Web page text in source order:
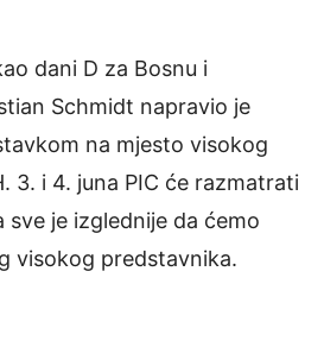
dani D za Bosnu i
Schmidt napravio je
na mjesto visokog
3. i 4. juna PIC će razmatrati
sve je izglednije da ćemo
visokog predstavnika.